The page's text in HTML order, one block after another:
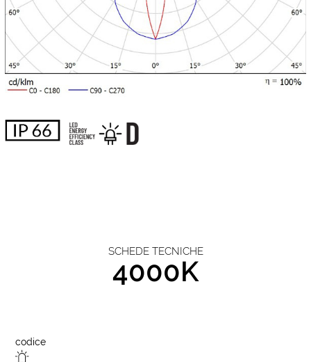
SCHEDE TECNICHE
4000K
codice